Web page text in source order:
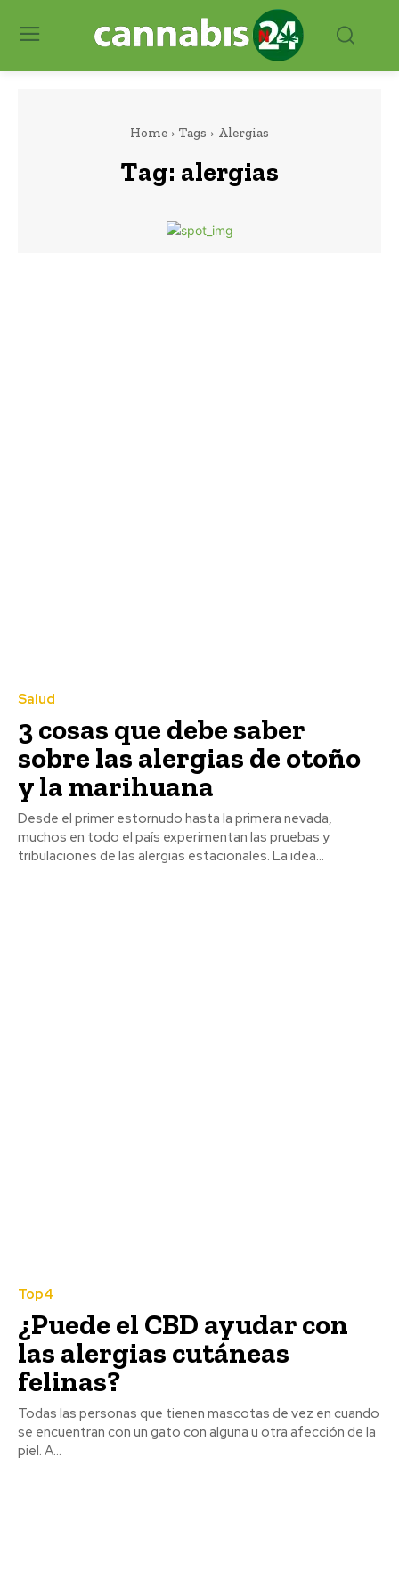
Home Tags Alergias
Tag: alergias
Salud
3 cosas que debe saber
sobre las alergias de otoño
y la marihuana
Desde el primer estornudo hasta la primera nevada,
muchos en todo el país experimentan las pruebas y
tribulaciones de las alergias estacionales. La idea...
Top4
¿Puede el CBD ayudar con
las alergias cutáneas
felinas?
Todas las personas que tienen mascotas de vez en cuando
se encuentran con un gato con alguna u otra afección de la
piel. A...